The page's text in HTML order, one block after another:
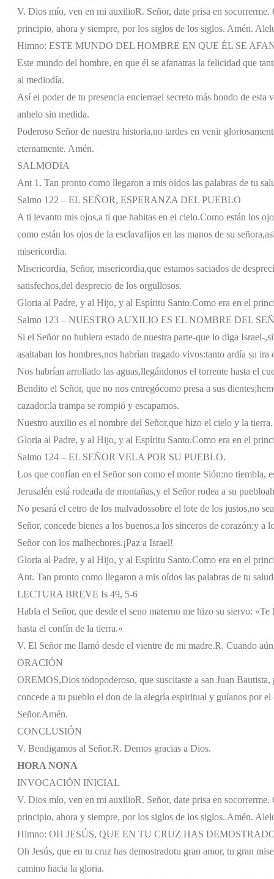
V. Dios mío, ven en mi auxilioR. Señor, date prisa en
principio, ahora y siempre, por los siglos de los siglos. Amén.
Himno: ESTE MUNDO DEL HOMBRE EN QUE ÉL SE
Este mundo del hombre, en que él se afanatras la felicidad que
al mediodía.
Así el poder de tu presencia encierrael secreto más hondo de esta
anhelo sin medida.
Poderoso Señor de nuestra historia,no tardes en venir
eternamente. Amén.
SALMODIA
Ant 1. Tan pronto como llegaron a mis oídos las palabras de tu
Salmo 122 – EL SEÑOR, ESPERANZA DEL PUEBLO
A ti levanto mis ojos,a ti que habitas en el cielo.Como están los
como están los ojos de la esclavafijos en las manos de su señora,
misericordia.
Misericordia, Señor, misericordia,que estamos saciados de
satisfechos,del desprecio de los orgullosos.
Gloria al Padre, y al Hijo, y al Espíritu Santo.Como era en el
Salmo 123 – NUESTRO AUXILIO ES EL NOMBRE DEL
Si el Señor no hubiera estado de nuestra parte-que lo diga Israel-,
asaltaban los hombres,nos habrían tragado vivos:tanto ardía su ira
Nos habrían arrollado las aguas,llegándonos el torrente hasta el
Bendito el Señor, que no nos entregócomo presa a sus dientes;
cazador:la trampa se rompió y escapamos.
Nuestro auxilio es el nombre del Señor,que hizo el cielo y la tierra.
Gloria al Padre, y al Hijo, y al Espíritu Santo.Como era en el
Salmo 124 – EL SEÑOR VELA POR SU PUEBLO.
Los que confían en el Señor son como el monte Sión:no tiembla,
Jerusalén está rodeada de montañas,y el Señor rodea a su pueblo
No pesará el cetro de los malvadossobre el lote de los justos,no
Señor, concede bienes a los buenos,a los sinceros de corazón;y a
Señor con los malhechores.¡Paz a Israel!
Gloria al Padre, y al Hijo, y al Espíritu Santo.Como era en el
Ant. Tan pronto como llegaron a mis oídos las palabras de tu
LECTURA BREVE Is 49, 5-6
Habla el Señor, que desde el seno materno me hizo su siervo:
hasta el confín de la tierra.»
V. El Señor me llamó desde el vientre de mi madre.R. Cuando
ORACIÓN
OREMOS,Dios todopoderoso, que suscitaste a san Juan
concede a tu pueblo el don de la alegría espiritual y guíanos por
Señor.Amén.
CONCLUSIÓN
V. Bendigamos al Señor.R. Demos gracias a Dios.
HORA NONA
INVOCACIÓN INICIAL
V. Dios mío, ven en mi auxilioR. Señor, date prisa en
principio, ahora y siempre, por los siglos de los siglos. Amén.
Himno: OH JESÚS, QUE EN TU CRUZ HAS
Oh Jesús, que en tu cruz has demostradotu gran amor, tu gran
camino hacia la gloria.